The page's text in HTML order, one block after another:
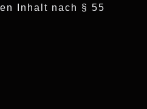
Inhalt nach § 55